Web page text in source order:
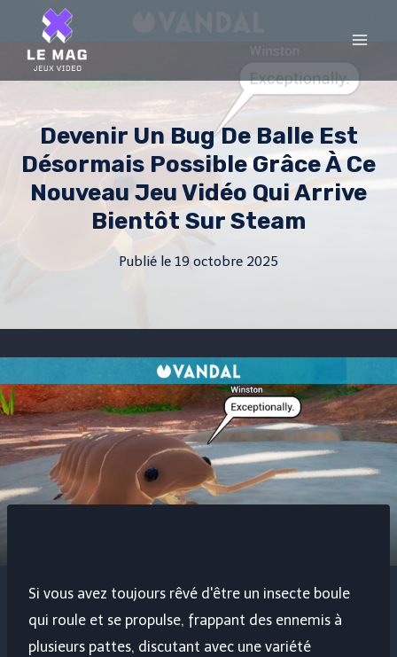
content
Devenir Un Bug De Balle Est
Désormais Possible Grâce À Ce
Nouveau Jeu Vidéo Qui Arrive
Bientôt Sur Steam
Publié le 19 octobre 2025
Si vous avez toujours rêvé d'être un insecte boule
qui roule et se propulse, frappant des ennemis à
plusieurs pattes, discutant avec une variété